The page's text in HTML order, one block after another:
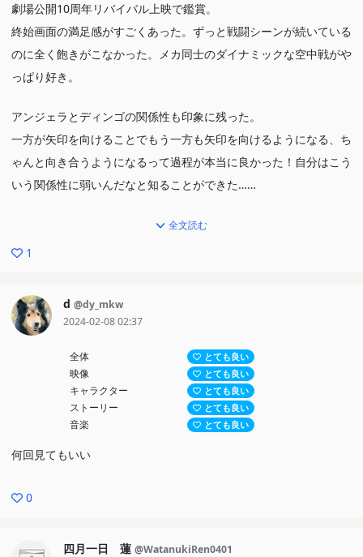
劇場公開10周年リバイバル上映で鑑賞。
終始画面の満足感がすごくあった。ずっと戦闘シーンが続いている
のに全く飽きがこなかった。メカ同士のダイナミックな空中戦がや
っぱり好き。
アンジェラとディンゴの関係性も印象に残った。
一方が矢印を向けることでもう一方も矢印を向けるようになる、ち
ゃんと向き合うようになるって過程が本当に良かった！自分はこう
いう関係性に弱いんだなと知ることができた……
エンドロール後のフロンティアセッターのおうたがなんとも良かっ
た、、、
全文読む
1
d @dy_mkw
2024-02-08 02:37
全体 とても良い
映像 とても良い
キャラクター とても良い
ストーリー とても良い
音楽 とても良い
何回見てもいい
0
四月一日 蓮 @WatanukiRen0401